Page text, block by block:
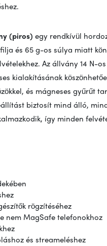
(piros) egy rendkívül
és 65 g-os súlya miatt
Az állvány 14 N-
kialakításának
és mágneses gyűrűt
biztosít mind álló,
így minden
rögzítéséhez
nem MagSafe telefonokhoz
és streameléshez